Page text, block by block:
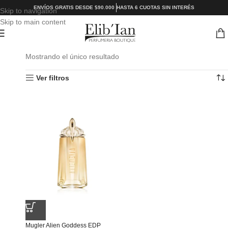
Skip to navigation
Skip to main content
ENVÍOS GRATIS DESDE $90.000 HASTA 6 CUOTAS SIN INTERÉS
Mostrando el único resultado
Ver filtros
Mugler Alien Goddess EDP